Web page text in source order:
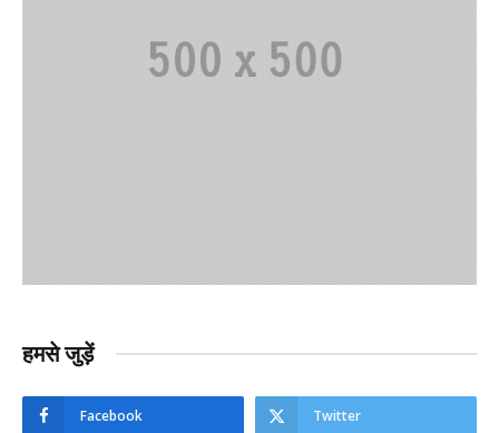
हमसे जुड़ें
Facebook Twitter